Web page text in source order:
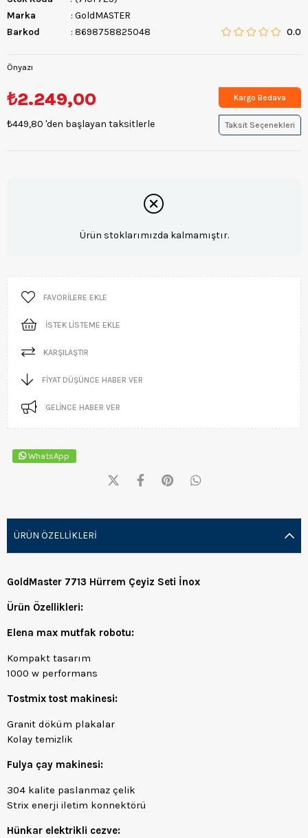
Marka
: GoldMASTER
Barkod
: 8698758825048 0.0
Önyazı
₺2.249,00
₺449,80 'den başlayan taksitlerle
Kargo Bedava
Taksit Seçenekleri
Ürün stoklarımızda kalmamıştır.
FAVORILERE EKLE
İSTEK LISTEME EKLE
KARŞILAŞTIR
FIYAT DÜŞÜNCE HABER VER
GELINCE HABER VER
WhatsApp
ÜRÜN ÖZELLIKLERI
GoldMaster 7713 Hürrem Çeyiz Seti İnox
Ürün Özellikleri:
Elena max mutfak robotu:
Kompakt tasarım
1000 w performans
Tostmix tost makinesi:
Granit döküm plakalar
Kolay temizlik
Fulya çay makinesi:
304 kalite paslanmaz çelik
Strix enerji iletim konnektörü
Hünkar elektrikli cezve: